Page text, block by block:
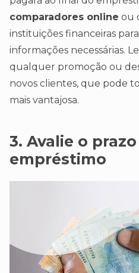
comparadores online ou
instituições financeiras
informações necessárias.
qualquer promoção ou
novos clientes, que pode
mais vantajosa.
3. Avalie o
empréstimo